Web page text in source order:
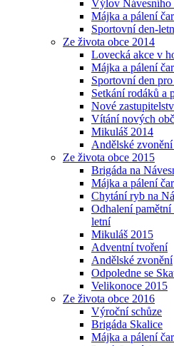
Výlov Návesního
Májka a pálení
Sportovní den-
Ze života obce 2014
Lovecká akce v
Májka a pálení
Sportovní den
Setkání rodáků a
Nové
Vítání nových
Mikuláš 2014
Andělské
Ze života obce 2015
Brigáda na
Májka a pálení
Chytání ryb na
Odhalení
letní
Mikuláš 2015
Adventní tvoření
Andělské zvonění
Odpoledne se
Velikonoce 2015
Ze života obce 2016
Výroční schůze
Brigáda Skalice
Májka a pálení